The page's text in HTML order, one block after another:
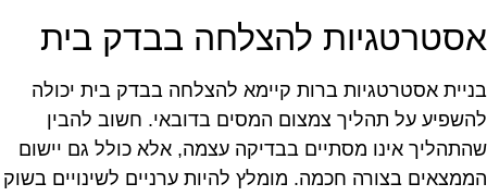
להצלחה בבדק בית
אסטרטגיות ברות קיימא להצלחה בבדק בית יכולה
על תהליך צמצום המסים בדובאי. חשוב להבין
אינו מסתיים בבדיקה עצמה, אלא כולל גם יישום
בצורה חכמה. מומלץ להיות ערניים לשינויים בשוק